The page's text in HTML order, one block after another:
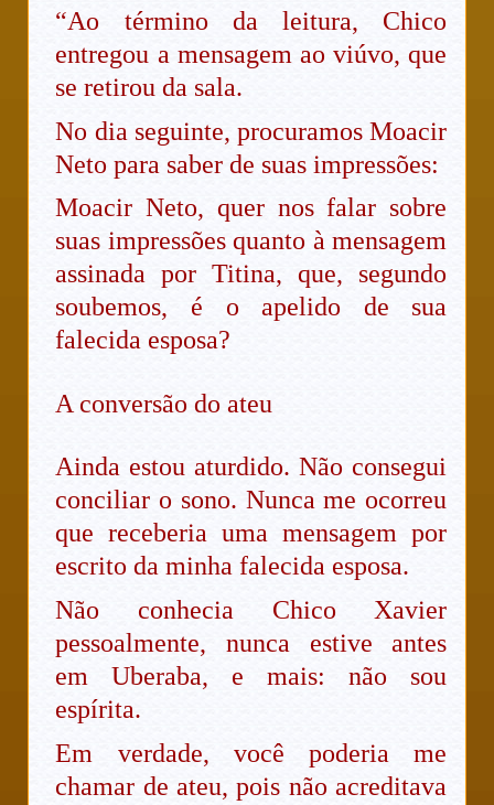
“Ao término da leitura, Chico
entregou a mensagem ao viúvo, que
se retirou da sala.
No dia seguinte, procuramos Moacir
Neto para saber de suas impressões:
Moacir Neto, quer nos falar sobre
suas impressões quanto à mensagem
assinada por Titina, que, segundo
soubemos, é o apelido de sua
falecida esposa?
A conversão do ateu
Ainda estou aturdido. Não consegui
conciliar o sono. Nunca me ocorreu
que receberia uma mensagem por
escrito da minha falecida esposa.
Não conhecia Chico Xavier
pessoalmente, nunca estive antes
em Uberaba, e mais: não sou
espírita.
Em verdade, você poderia me
chamar de ateu, pois não acreditava